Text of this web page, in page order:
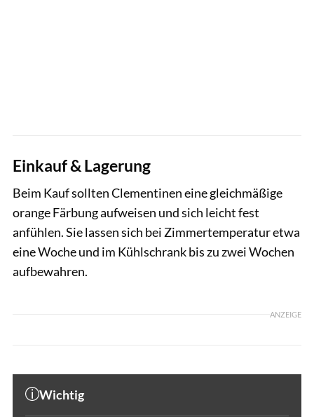
Einkauf & Lagerung
Beim Kauf sollten Clementinen eine gleichmäßige
orange Färbung aufweisen und sich leicht fest
anfühlen. Sie lassen sich bei Zimmertemperatur etwa
eine Woche und im Kühlschrank bis zu zwei Wochen
aufbewahren.
ANZEIGE
Wichtig